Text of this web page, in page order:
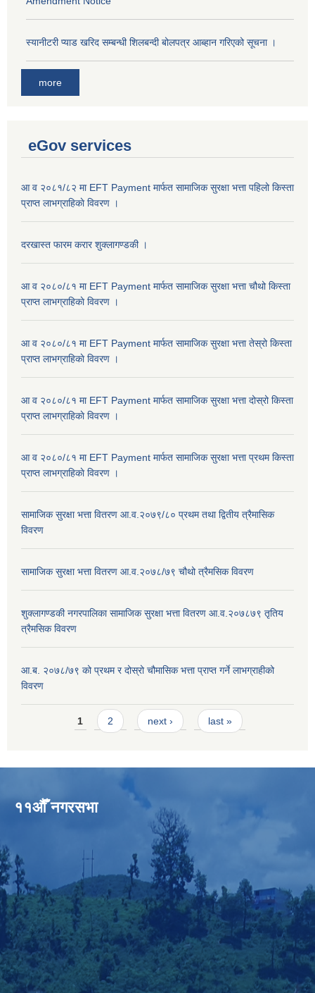
स्यानीटरी प्याड खरिद सम्बन्धी शिलबन्दी बोलपत्र आब्हान गरिएको सूचना ।
more
eGov services
आ व २०८१/८२ मा EFT Payment मार्फत सामाजिक सुरक्षा भत्ता पहिलो किस्ता
प्राप्त लाभग्राहिकाे विवरण ।
दरखास्त फारम करार शुक्लागण्डकी ।
आ व २०८०/८१ मा EFT Payment मार्फत सामाजिक सुरक्षा भत्ता चौथो किस्ता
प्राप्त लाभग्राहिकाे विवरण ।
आ व २०८०/८१ मा EFT Payment मार्फत सामाजिक सुरक्षा भत्ता तेस्रो किस्ता
प्राप्त लाभग्राहिकाे विवरण ।
आ व २०८०/८१ मा EFT Payment मार्फत सामाजिक सुरक्षा भत्ता दोस्रो किस्ता
प्राप्त लाभग्राहिकाे विवरण ।
आ व २०८०/८१ मा EFT Payment मार्फत सामाजिक सुरक्षा भत्ता प्रथम किस्ता
प्राप्त लाभग्राहिकाे विवरण ।
सामाजिक सुरक्षा भत्ता वितरण आ.व.२०७९/८० प्रथम तथा द्वितीय त्रैमासिक
विवरण
सामाजिक सुरक्षा भत्ता वितरण आ.व.२०७८/७९ चौथो त्रैमसिक विवरण
शुक्लागण्डकी नगरपालिका सामाजिक सुरक्षा भत्ता वितरण आ.व.२०७८७९ तृतिय
त्रैमसिक विवरण
आ.ब. २०७८/७९ को प्रथम र दोस्रो चौमासिक भत्ता प्राप्त गर्ने लाभग्राहीको
विवरण
Pages1 2 next › last »
११औँ नगरसभा